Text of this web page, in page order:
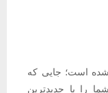
شده است؛ جایی که
را با جدیدترین